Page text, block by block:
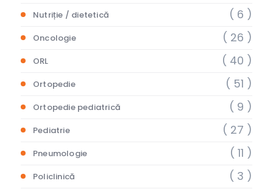
Nutriție / dietetică ( 6 )
Oncologie ( 26 )
ORL ( 40 )
Ortopedie ( 51 )
Ortopedie pediatrică ( 9 )
Pediatrie ( 27 )
Pneumologie ( 11 )
Policlinică ( 3 )